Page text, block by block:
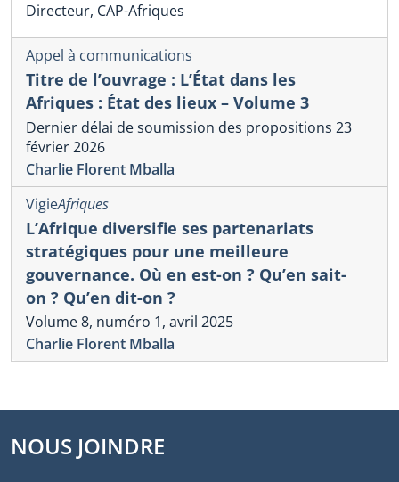
Directeur, CAP-Afriques
Appel à communications
Titre de l’ouvrage : L’État dans les
Afriques : État des lieux – Volume 3
Dernier délai de soumission des propositions 23
février 2026
Charlie Florent Mballa
VigieAfriques
L’Afrique diversifie ses partenariats
stratégiques pour une meilleure
gouvernance. Où en est-on ? Qu’en sait-
on ? Qu’en dit-on ?
Volume 8, numéro 1, avril 2025
Charlie Florent Mballa
NOUS JOINDRE